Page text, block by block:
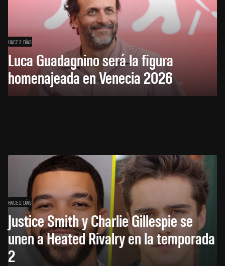
HACE 2 DÍAS
Luca Guadagnino será la figura
homenajeada en Venecia 2026
HACE 2 DÍAS
Justice Smith y Charlie Gillespie se
unen a Heated Rivalry en la temporada
2